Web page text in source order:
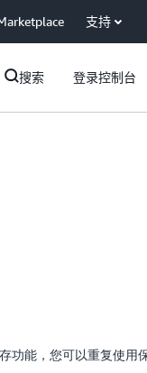
支持
搜索 登录控制台
功能，您可以重复使用